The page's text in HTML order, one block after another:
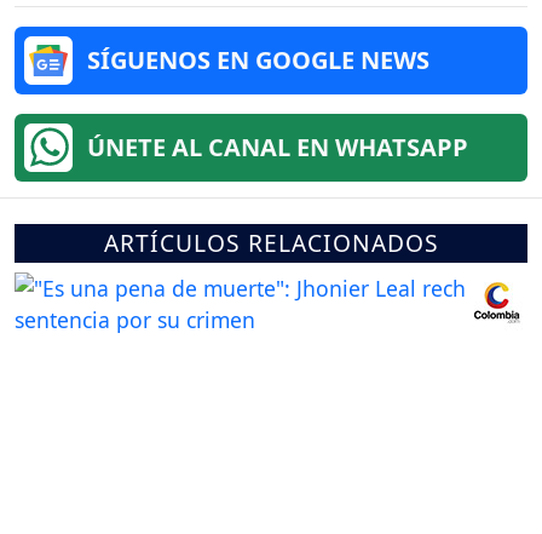
SÍGUENOS EN GOOGLE NEWS
ÚNETE AL CANAL EN WHATSAPP
ARTÍCULOS RELACIONADOS